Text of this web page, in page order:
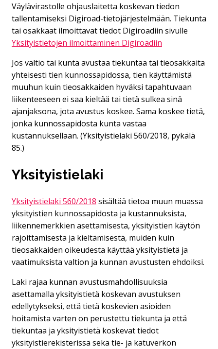
Väylävirastolle ohjauslaitetta koskevan tiedon
tallentamiseksi Digiroad-tietojärjestelmään. Tiekunta
tai osakkaat ilmoittavat tiedot Digiroadiin sivulle
Yksityistietojen ilmoittaminen Digiroadiin
Jos valtio tai kunta avustaa tiekuntaa tai tieosakkaita
yhteisesti tien kunnossapidossa, tien käyttämistä
muuhun kuin tieosakkaiden hyväksi tapahtuvaan
liikenteeseen ei saa kieltää tai tietä sulkea sinä
ajanjaksona, jota avustus koskee. Sama koskee tietä,
jonka kunnossapidosta kunta vastaa
kustannuksellaan. (Yksityistielaki 560/2018, pykälä
85.)
Yksityistielaki
Yksityistielaki 560/2018 sisältää tietoa muun muassa
yksityistien kunnossapidosta ja kustannuksista,
liikennemerkkien asettamisesta, yksityistien käytön
rajoittamisesta ja kieltämisestä, muiden kuin
tieosakkaiden oikeudesta käyttää yksityistietä ja
vaatimuksista valtion ja kunnan avustusten ehdoiksi.
Laki rajaa kunnan avustusmahdollisuuksia
asettamalla yksityistietä koskevan avustuksen
edellytykseksi, että tietä koskevien asioiden
hoitamista varten on perustettu tiekunta ja että
tiekuntaa ja yksityistietä koskevat tiedot
yksityistierekisterissä sekä tie- ja katuverkon